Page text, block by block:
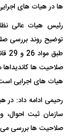
ها در هیات های
رئیس هیات عالی
توضیح روند بررسی
صلاحیت ها
هیات های اجرایی
رحیمی ادامه داد: در
سازمان ثبت احوال،
صلاحیت ها بررسی می